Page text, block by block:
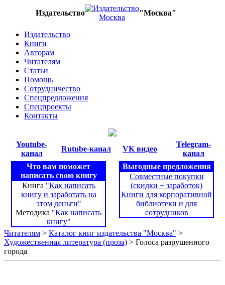
Издательство "Москва"
Издательство
Книги
Авторам
Читателям
Статьи
Помощь
Сотрудничество
Спецпредложения
Спецпроекты
Контакты
Youtube-
канал
Rutube-канал VK видео
Telegram-
канал
Что вам поможет
написать свою книгу
Книга "Как написать
книгу и заработать на
этом деньги"
Методика "Как написать
книгу"
Выгодные предложения
Совместные покупки
(скидки + заработок)
Книги для корпоративной
библиотеки и для
сотрудников
Читателям > Каталог книг издательства "Москва" >
Художественная литература (проза) > Голоса разрушенного
города